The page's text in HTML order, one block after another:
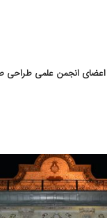
انجمن علمی طراحی